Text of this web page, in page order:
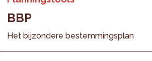
BBP
Het bijzondere bestemmingsplan